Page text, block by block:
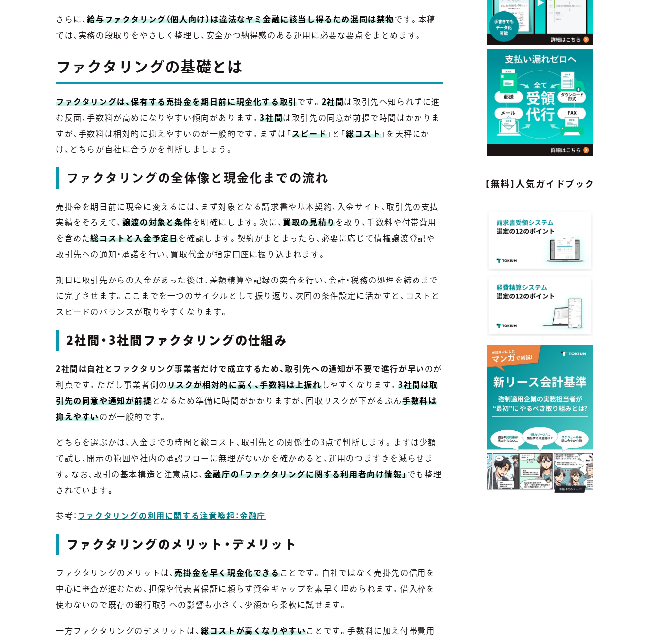
さらに、給与ファクタリング（個人向け）は違法なヤミ金融に該当し得るため混同は禁物です。本稿
では、実務の段取りをやさしく整理し、安全かつ納得感のある運用に必要な要点をまとめます。
ファクタリングの基礎とは
ファクタリングは、保有する売掛金を期日前に現金化する取引です。 2社間は取引先へ知られずに進
む反面、手数料が高めになりやすい傾向があります。3社間は取引先の同意が前提で時間はかかりま
すが、手数料は相対的に抑えやすいのが一般的です。まずは「 スピード 」と「総コスト 」を天秤にか
け、どちらが自社に合うかを判断しましょう。
ファクタリングの全体像と現金化までの流れ
売掛金を期日前に現金に変えるには、まず対象となる請求書や基本契約、入金サイト、取引先の支払
実績をそろえて、 譲渡の対象と条件を明確にします。次に、買取の見積りを取り、手数料や付帯費用
を含めた総コストと入金予定日を確認します。契約がまとまったら、必要に応じて債権譲渡登記や
取引先への通知・承諾を行い、買取代金が指定口座に振り込まれます。
期日に取引先からの入金があった後は、差額精算や記録の突合を行い、会計・税務の処理を締めまで
に完了させます。ここまでを一つのサイクルとして振り返り、次回の条件設定に活かすと、コストと
スピードのバランスが取りやすくなります。
2社間・3社間ファクタリングの仕組み
2社間は自社とファクタリング事業者だけで成立するため、取引先への通知が不要で進行が早い のが
利点です。ただし事業者側のリスクが相対的に高く、手数料は上振れしやすくなります。3社間は取
引先の同意や通知が前提となるため準備に時間がかかりますが、回収リスクが下がるぶん手数料は
抑えやすいのが一般的です。
どちらを選ぶかは、入金までの時間と総コスト、取引先との関係性の3点で判断します。まずは少額
で試し、開示の範囲や社内の承認フローに無理がないかを確かめると、運用のつまずきを減らせま
す。なお、取引の基本構造と注意点は、 金融庁の「ファクタリングに関する利用者向け情報」でも整理
されています 。
参考： ファクタリングの利用に関する注意喚起：金融庁
ファクタリングのメリット・デメリット
ファクタリングのメリットは、売掛金を早く現金化できることです。自社ではなく売掛先の信用を
中心に審査が進むため、担保や代表者保証に頼らず資金ギャップを素早く埋められます。借入枠を
使わないので既存の銀行取引への影響も小さく、少額から柔軟に試せます。
一方ファクタリングのデメリットは、総コストが高くなりやすいことです。手数料に加え付帯費用
【無料】人気ガイドブック